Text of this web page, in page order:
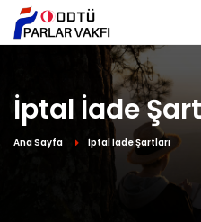
İptal İade
Ana Sayfa İptal İade Şartları